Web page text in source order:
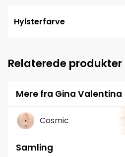
Hylsterfarve
Relaterede produkter
Mere fra Gina Valentina
Cosmic
Samling